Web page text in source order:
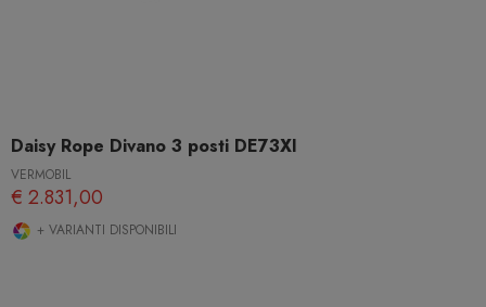
Daisy Rope Divano 3 posti DE73XI
VERMOBIL
€ 2.831,00
+ VARIANTI DISPONIBILI